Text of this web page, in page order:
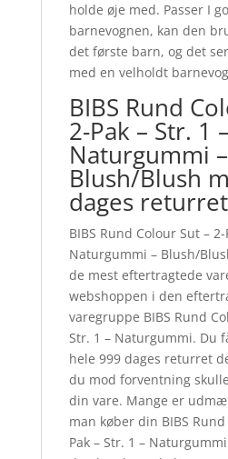
holde øje med. Passer I
barnevognen, kan den
det første barn, og det
med en velholdt
BIBS Rund
2-Pak – Str. 1 –
Naturgummi –
Blush/Blush
dages returret
BIBS Rund Colour Sut –
Naturgummi – Blush/
de mest eftertragtede
webshoppen i den
varegruppe BIBS Rund
Str. 1 – Naturgummi. Du
hele 999 dages returret
du mod forventning
din vare. Mange er
man køber din BIBS
Pak – Str. 1 –